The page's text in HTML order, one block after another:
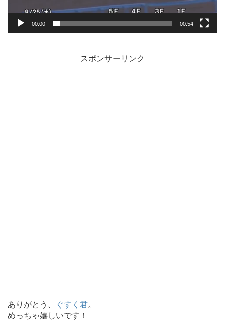
00:00 00:54
スポンサーリンク
ありがとう、 ぐすく君。
めっちゃ嬉しいです！